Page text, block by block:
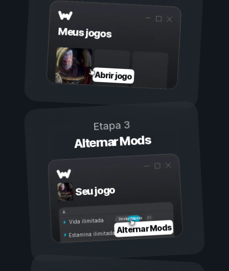
Meus jogos
Abrir jogo
Etapa 3
Alternar Mods
Seu jogo
Ligada
Desligada
Vida ilimitada
Estamina ilimitadaAlternar Mods